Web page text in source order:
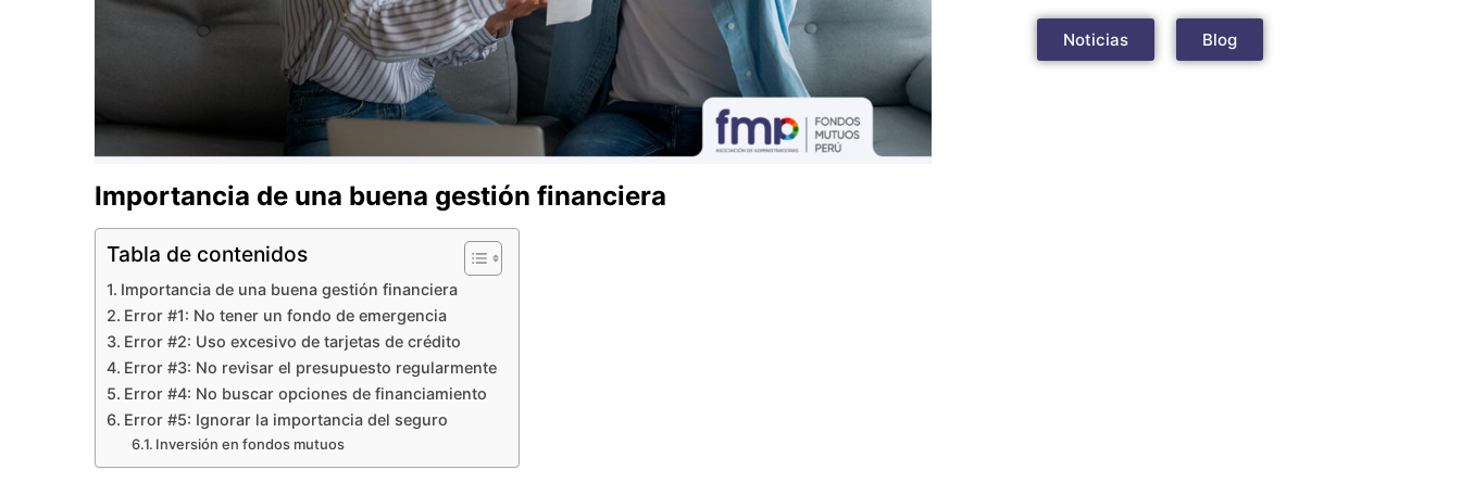
Importancia de una buena gestión financiera
Tabla de contenidos
Importancia de una buena gestión financiera
Error #1: No tener un fondo de emergencia
Error #2: Uso excesivo de tarjetas de crédito
Error #3: No revisar el presupuesto regularmente
Error #4: No buscar opciones de financiamiento
Error #5: Ignorar la importancia del seguro
Inversión en fondos mutuos
Noticias Blog